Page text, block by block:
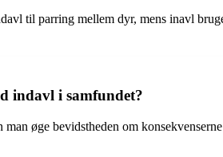
til parring mellem dyr, mens inavl
indavl i samfundet?
øge bevidstheden om